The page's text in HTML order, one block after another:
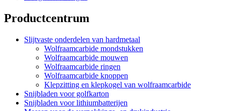
Productcentrum
Slijtvaste onderdelen van hardmetaal
Wolfraamcarbide mondstukken
Wolfraamcarbide mouwen
Wolfraamcarbide ringen
Wolfraamcarbide knoppen
Klepzitting en klepkogel van wolfraamcarbide
Snijbladen voor golfkarton
Snijbladen voor lithiumbatterijen